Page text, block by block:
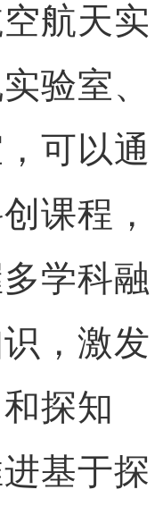
航天实
验室、
可以通
课程，
学科融
，激发
探知
基于探